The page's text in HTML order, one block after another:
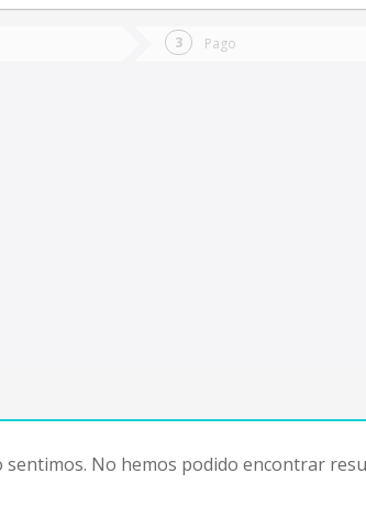
Pago
sentimos. No hemos podido encontrar